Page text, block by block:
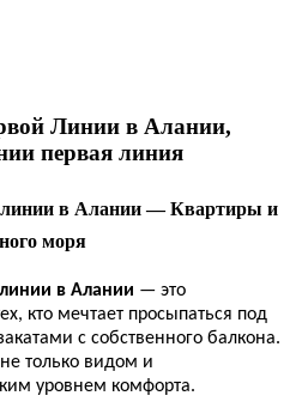
Линии в Алании,
первая линия
линии в Алании — Квартиры и
моря
в Алании — это
кто мечтает просыпаться под
с собственного балкона.
только видом и
уровнем комфорта.